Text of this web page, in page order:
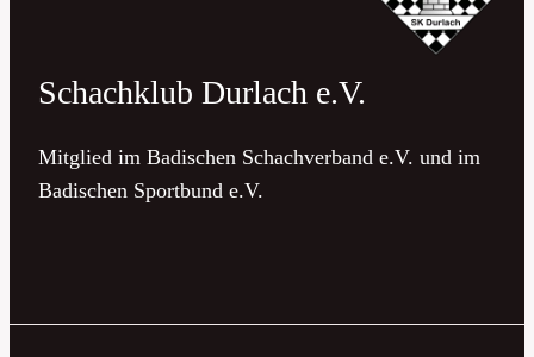
Schachklub Durlach e.V.
Mitglied im Badischen Schachverband e.V. und im
Badischen Sportbund e.V.